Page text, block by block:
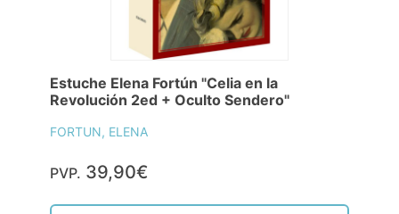
Estuche Elena Fortún "Celia en la
Revolución 2ed + Oculto Sendero"
FORTUN, ELENA
PVP. 39,90€